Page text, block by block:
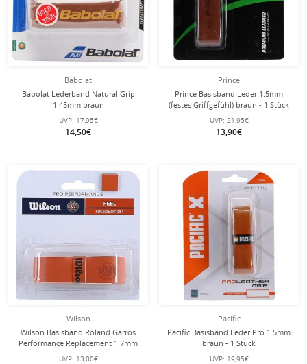
Babolat
Babolat Lederband Natural Grip
1.45mm braun
UVP: 17,95€
14,50€
Prince
Prince Basisband Leder 1.5mm
(festes Griffgefühl) braun - 1 Stück
UVP: 21,95€
13,90€
Wilson
Wilson Basisband Roland Garros
Performance Replacement 1.7mm
orange/braun - 1 Stück
UVP: 13,00€
Pacific
Pacific Basisband Leder Pro 1.5mm
braun - 1 Stück
UVP: 19,95€